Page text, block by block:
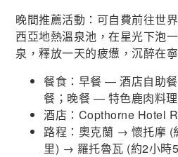
晚間推薦活動：可自費前往世
西亞地熱溫泉池，在星光下泡
泉，釋放一天的疲憊，沉醉在
餐食：早餐 — 酒店自助
餐；晚餐 — 特色鹿肉料
酒店：Copthorne Hotel
路程：奧克蘭 → 懷托摩 (
里) → 羅托魯瓦 (約2小時